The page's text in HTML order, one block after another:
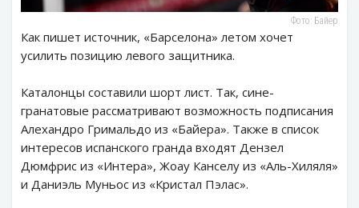
Фото: Байер
Как пишет источник, «Барселона» летом хочет
усилить позицию левого защитника.
Каталонцы составили шорт лист. Так, сине-
гранатовые рассматривают возможность подписания
Алехандро Гримальдо из «Байера». Также в список
интересов испанского гранда входят Дензел
Дюмфрис из «Интера», Жоау Канселу из «Аль-Хиляля»
и Даниэль Муньос из «Кристал Пэлас».